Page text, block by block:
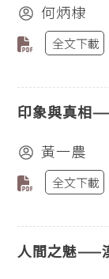
何炳棣
全文下載
印象與真相
黃一農
全文下載
人間之魅——